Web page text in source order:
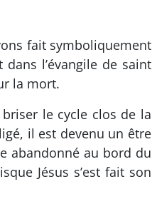
fait symboliquement
l’évangile de saint
la mort.
le cycle clos de la
il est devenu un être
abandonné au bord du
Jésus s’est fait son